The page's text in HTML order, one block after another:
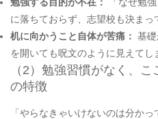
に落ちておらず、志望校も決まっ
机に向かうこと自体が苦痛： 基
を開いても呪文のように見えてし
（2）勉強習慣がなく、
の特徴
「やらなきゃいけないのは分か